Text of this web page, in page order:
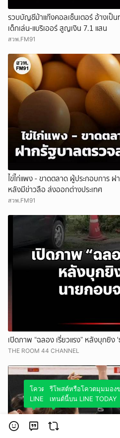
รวบบัญชีม้าแก๊งคอลเซ็นเตอร์ อ้างเ
เด็กเล่น-แบริเออร์ สูญเงิน 7.1 แสน
สวพ.FM91
ไข่ไก่แพง - ขาดตลาด ผู้ประกอบการ
หลังมีข่าวลือ ส่งออกต่างประเทศ
สวพ.FM91
เปิดภาพ “ฉลอง เรี่ยวแรง” หลังบุกยิ
THE ROOM 44 CHANNEL
โควตมุมมองของคุณผ่านคอนเ
LINE TODAY
รีโพสต์หรือโควตมุมมอ
เทนต์นี้บน LINE TODAY